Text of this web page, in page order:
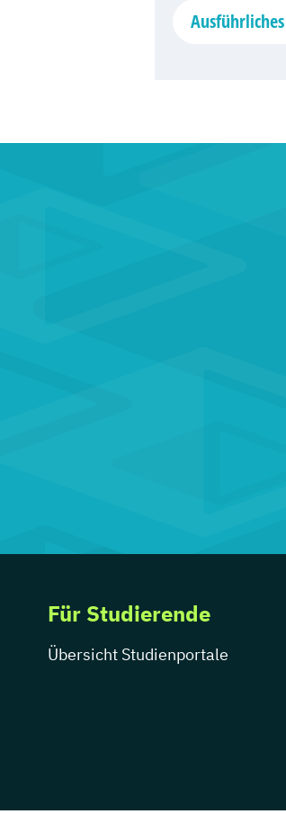
Für Studierende
Übersicht Studienportale